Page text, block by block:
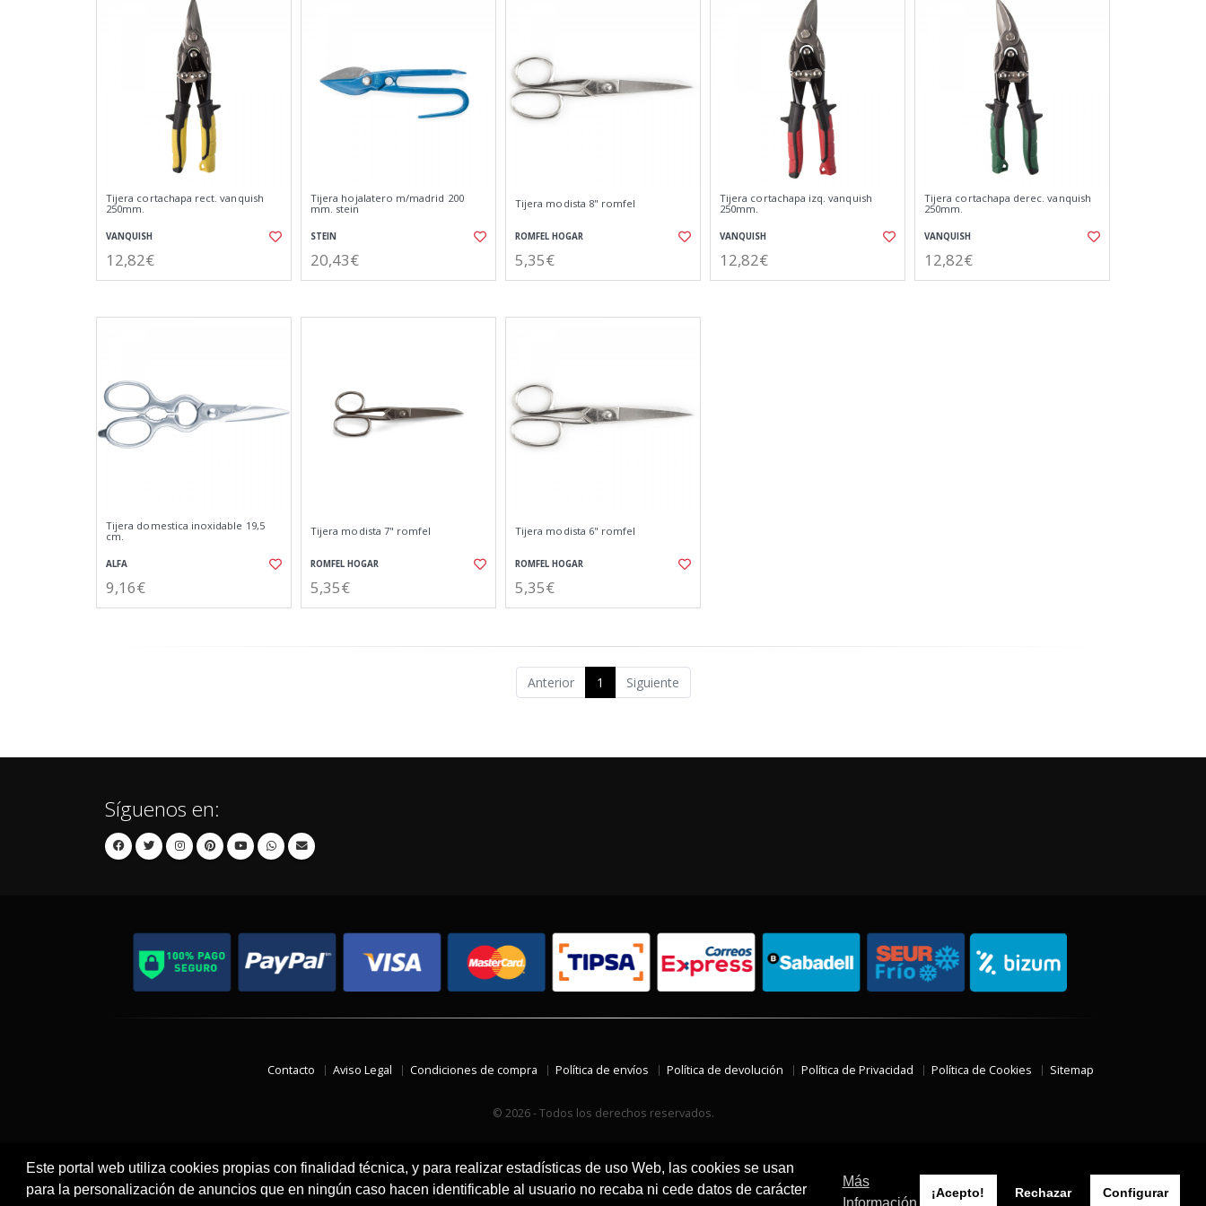
Este portal web utiliza cookies propias con finalidad técnica, y para realizar estadísticas de uso Web, las cookies se usan
para la personalización de anuncios que en ningún caso hacen identificable al usuario no recaba ni cede datos de carácter
Más
Información
¡Acepto! Rechazar Configurar
Tijera cortachapa rect. vanquish
250mm.
VANQUISH
12,82€
Tijera hojalatero m/madrid 200
mm. stein
STEIN
20,43€
Tijera modista 8" romfel
ROMFEL HOGAR
5,35€
Tijera cortachapa izq. vanquish
250mm.
VANQUISH
12,82€
Tijera cortachapa derec. vanquish
250mm.
VANQUISH
12,82€
Tijera domestica inoxidable 19,5
cm.
ALFA
9,16€
Tijera modista 7" romfel
ROMFEL HOGAR
5,35€
Tijera modista 6" romfel
ROMFEL HOGAR
5,35€
Anterior 1 Siguiente
Síguenos en:
Contacto Aviso Legal Condiciones de compra Política de envíos Política de devolución Política de Privacidad Política de Cookies Sitemap
© 2026 - Todos los derechos reservados.